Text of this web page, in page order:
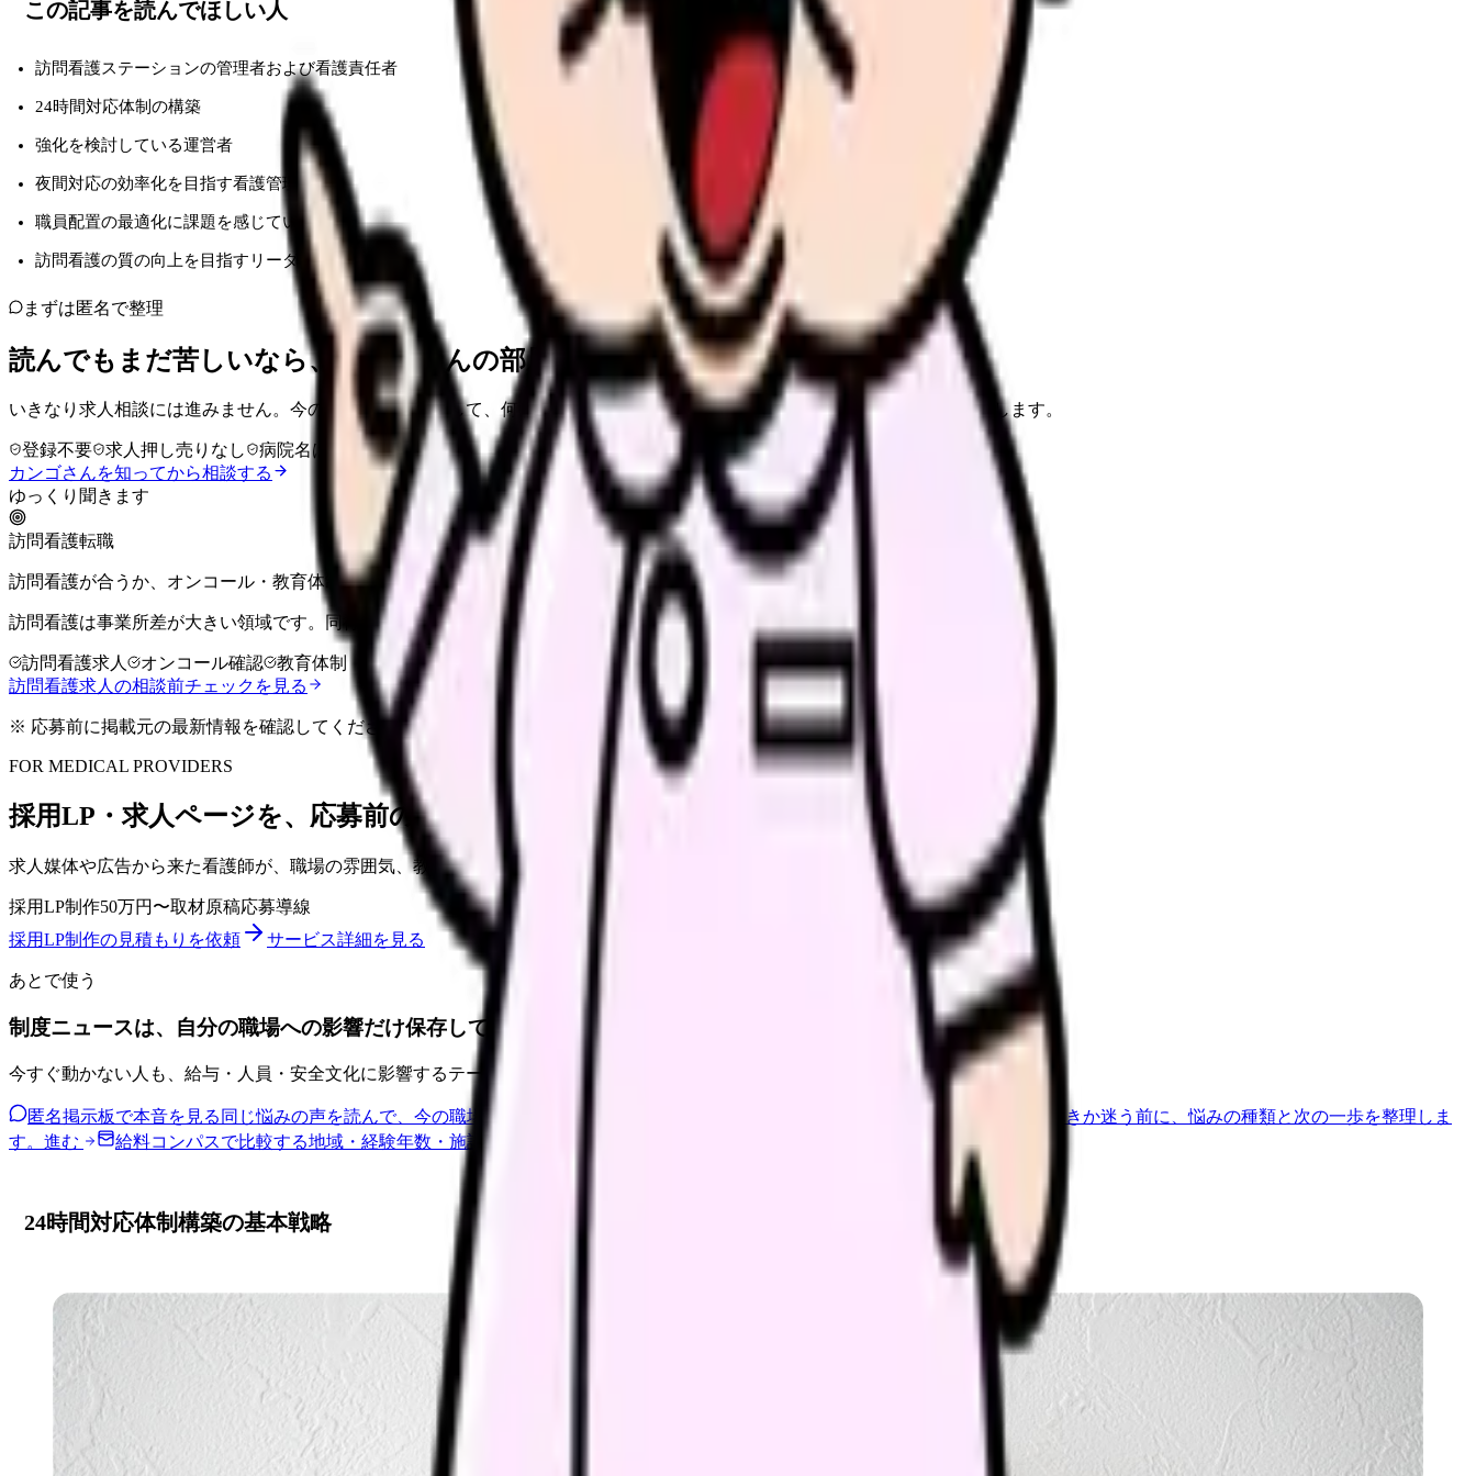
この記事を読んでほしい人
訪問看護ステーションの管理者および看護責任者
24時間対応体制の構築
強化を検討している運営者
夜間対応の効率化を目指す看護管理職
職員配置の最適化に課題を感じている方
訪問看護の質の向上を目指すリーダー
まずは匿名で整理
読んでもまだ苦しいなら、カンゴさんの部屋で少し話してみませんか。
いきなり求人相談には進みません。今の気持ちを吐き出して、何がつらいのか、辞めるべきか、少し休むべきかを一緒に整理します。
登録不要 求人押し売りなし
病院名は入力不要
カンゴさんを知ってから相談する
ゆっくり聞きます
訪問看護転職
訪問看護が合うか、オンコール・教育体制まで含めて整理できます。
訪問看護は事業所差が大きい領域です。同行訪問、オンコール頻度、移動手段、給与条件を比較してから相談できます。
訪問看護求人 オンコール確認
教育体制
訪問看護求人の相談前チェックを見る
※ 応募前に掲載元の最新情報を確認してください
FOR MEDICAL PROVIDERS
採用LP・求人ページを、応募前の不安解消ページにできます
求人媒体や広告から来た看護師が、職場の雰囲気、教育体制、働き方を確認して応募できるLPを設計します。
採用LP制作50万円〜取材原稿応募導線
採用LP制作の見積もりを依頼
サービス詳細を見る
あとで使う
制度ニュースは、自分の職場への影響だけ保存しておきましょう。
今すぐ動かない人も、給与・人員・安全文化に影響するテーマは後から判断材料になります。
匿名掲示板で本音を見る 同じ悩みの声を読んで、今の職場だけの問題か確かめられます。
辞めるべきか迷う前に、悩みの種類と次の一歩を整理しま
す。 進む 給料コンパスで比較する地域・経験年数・施設形態から、今の給料の現在地を確認できます。
24時間対応体制構築の基本戦略